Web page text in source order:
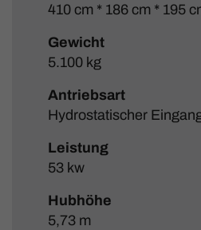
410 cm * 186 cm * 195
Gewicht
5.100 kg
Antriebsart
Hydrostatischer
Leistung
53 kw
Hubhöhe
5,73 m